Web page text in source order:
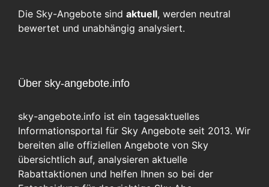
Die Sky-Angebote sind aktuell, werden neutral
bewertet und unabhängig analysiert.
Über sky-angebote.info
sky-angebote.info ist ein tagesaktuelles
Informationsportal für Sky Angebote seit 2013. Wir
bereiten alle offiziellen Angebote von Sky
übersichtlich auf, analysieren aktuelle
Rabattaktionen und helfen Ihnen so bei der